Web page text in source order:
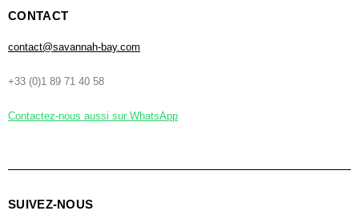
CONTACT
contact@savannah-bay.com
+33 (0)1 89 71 40 58
Contactez-nous aussi sur WhatsApp
SUIVEZ-NOUS